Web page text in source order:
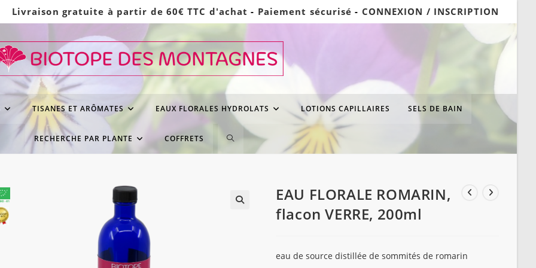
Livraison gratuite à partir de 60€ TTC d'achat - Paiement sécurisé - CONNEXION / INSCRIPTION
TISANES ET ARÔMATES EAUX FLORALES HYDROLATS LOTIONS CAPILLAIRES SELS DE BAIN
RECHERCHE PAR PLANTE COFFRETS TOGGLE
SEARCH
EAU FLORALE ROMARIN,
flacon VERRE, 200ml
eau de source distillée de sommités de romarin